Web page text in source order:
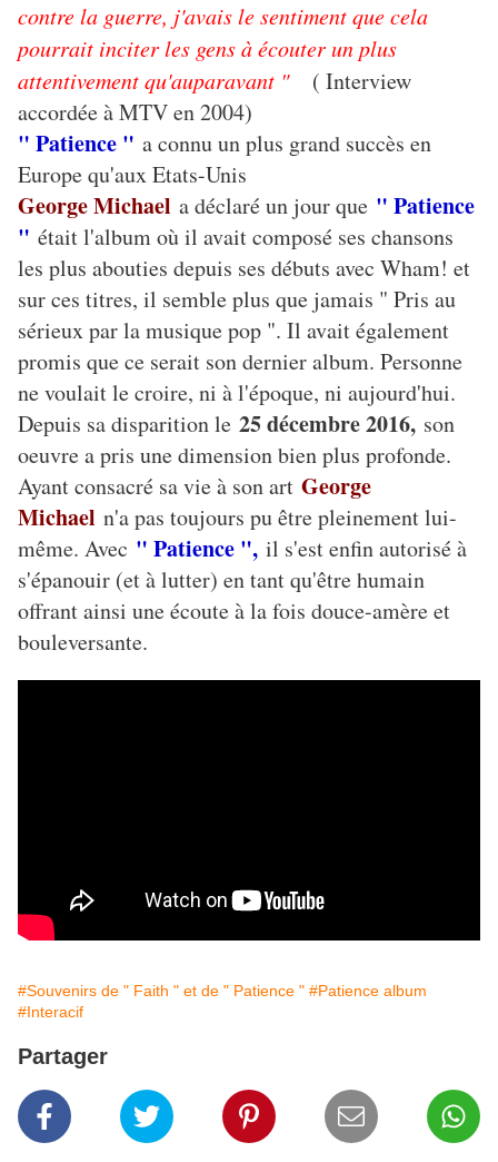
contre la guerre, j'avais le sentiment que cela
pourrait inciter les gens à écouter un plus
attentivement qu'auparavant "
( Interview
accordée à MTV en 2004)
" Patience " a connu un plus grand succès en
Europe qu'aux Etats-Unis
George Michael a déclaré un jour que " Patience
" était l'album où il avait composé ses chansons
les plus abouties depuis ses débuts avec Wham! et
sur ces titres, il semble plus que jamais " Pris au
sérieux par la musique pop ". Il avait également
promis que ce serait son dernier album. Personne
ne voulait le croire, ni à l'époque, ni aujourd'hui.
Depuis sa disparition le 25 décembre 2016, son
oeuvre a pris une dimension bien plus profonde.
Ayant consacré sa vie à son art George
Michael n'a pas toujours pu être pleinement lui-
même. Avec " Patience ", il s'est enfin autorisé à
s'épanouir (et à lutter) en tant qu'être humain
offrant ainsi une écoute à la fois douce-amère et
bouleversante.
#Souvenirs de " Faith " et de " Patience " #Patience album
#Interacif
Partager